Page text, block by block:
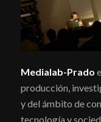
Medialab-Prado
producción,
y del ámbito de
tecnología y